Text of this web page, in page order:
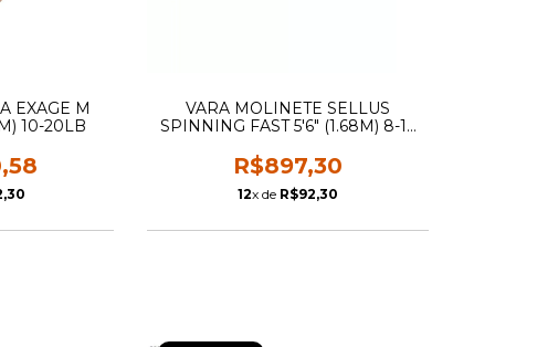
EXAGE M
10-20LB
VARA MOLINETE SELLUS
SPINNING FAST 5'6" (1.68M) 8-17
R$897,30
12x de R$92,30